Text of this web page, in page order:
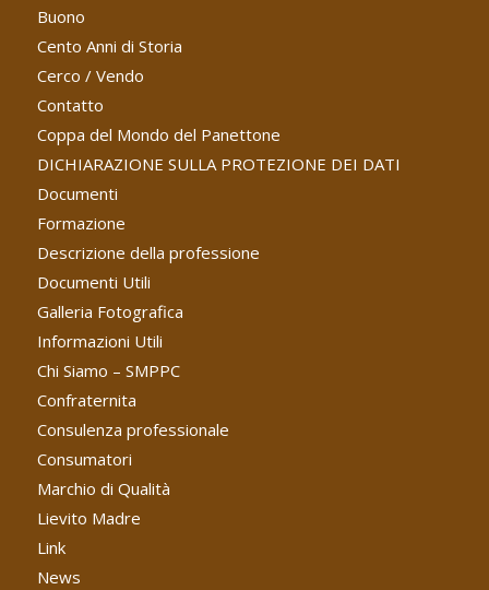
Buono
Cento Anni di Storia
Cerco / Vendo
Contatto
Coppa del Mondo del Panettone
DICHIARAZIONE SULLA PROTEZIONE DEI DATI
Documenti
Formazione
Descrizione della professione
Documenti Utili
Galleria Fotografica
Informazioni Utili
Chi Siamo – SMPPC
Confraternita
Consulenza professionale
Consumatori
Marchio di Qualità
Lievito Madre
Link
News